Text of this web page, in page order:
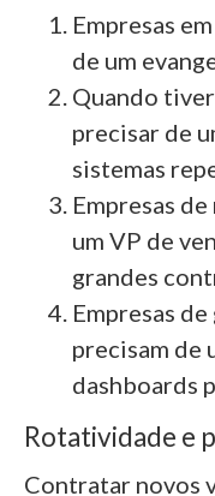
Empresas
de um
Quando
precisar de
sistemas
Empresas
um VP de
grandes
Empresas
precisam de
dashboards
Rotatividade e
Contratar novos